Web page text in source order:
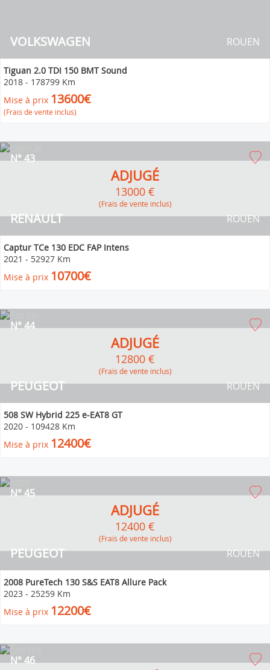
VOLKSWAGEN ROUEN
Tiguan 2.0 TDI 150 BMT Sound
2018 - 178799 Km
Mise à prix 13600€
(Frais de vente inclus)
RENAULT
N° 43
ROUEN
ADJUGÉ
13000 €
(Frais de vente inclus)
Captur TCe 130 EDC FAP Intens
2021 - 52927 Km
Mise à prix 10700€
PEUGEOT
N° 44
ROUEN
ADJUGÉ
12800 €
(Frais de vente inclus)
508 SW Hybrid 225 e-EAT8 GT
2020 - 109428 Km
Mise à prix 12400€
PEUGEOT
N° 45
ROUEN
ADJUGÉ
12400 €
(Frais de vente inclus)
2008 PureTech 130 S&S EAT8 Allure Pack
2023 - 25259 Km
Mise à prix 12200€
N° 46